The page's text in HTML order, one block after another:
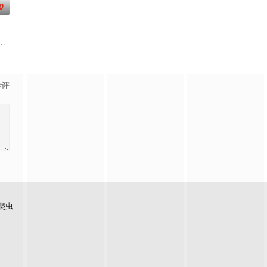
玩家进入全封闭的未知
一一档以报道娱乐动态、解读文化现象、重温经典作品为内容的
一档全民榜样健身节目。从2010年开始，《男生女生向前冲》已经连续播出
评
虫